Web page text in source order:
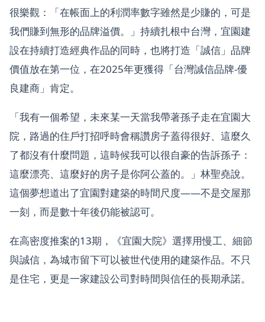
很樂觀：「在帳面上的利潤率數字雖然是少賺的，可是
我們賺到無形的品牌溢價。」持續扎根中台灣，宜園建
設在持續打造經典作品的同時，也將打造「誠信」品牌
價值放在第一位，在2025年更獲得「台灣誠信品牌-優
良建商」肯定。
「我有一個希望，未來某一天當我帶著孫子走在宜園大
院，路過的住戶打招呼時會稱讚房子蓋得很好、這麼久
了都沒有什麼問題，這時候我可以很自豪的告訴孫子：
這麼漂亮、這麼好的房子是你阿公蓋的。」林聖堯說。
這個夢想道出了宜園對建築的時間尺度——不是交屋那
一刻，而是數十年後仍能被認可。
在高密度推案的13期，《宜園大院》選擇用慢工、細節
與誠信，為城市留下可以被世代使用的建築作品。不只
是住宅，更是一家建設公司對時間與信任的長期承諾。